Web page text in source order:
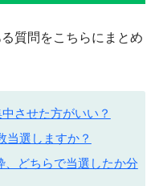
質問をこちらにまとめ
させた方がいい？
当選しますか？
、どちらで当選したか分